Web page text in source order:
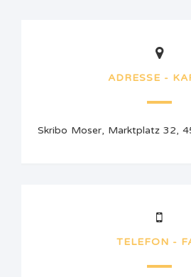
ADRESSE -
Skribo Moser, Marktplatz 32,
TELEFON -